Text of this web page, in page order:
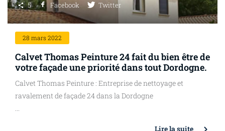
5 Facebook Twitter
28 mars 2022
Calvet Thomas Peinture 24 fait du bien être de
votre façade une priorité dans tout Dordogne.
Calvet Thomas Peinture : Entreprise de nettoyage et
ravalement de façade 24 dans la Dordogne
...
Lire la suite